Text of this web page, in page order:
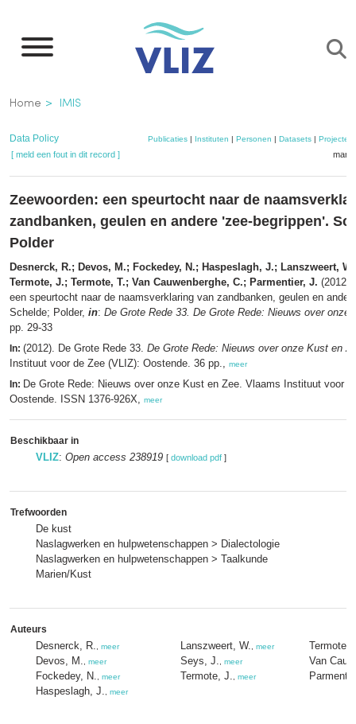
naar
inhoud
gaan
Kruimelpad
Home IMIS
Data Policy Publicaties| Instituten | Personen | Datasets| Projecten
[ meld een fout in dit record ]
Zeewoorden: een speurtocht naar de
zandbanken, geulen en andere 'zee-begrippen'.
Polder
Desnerck, R.; Devos, M.; Fockedey, N.; Haspeslagh, J.; Lanszweert,
Termote, J.; Termote, T.; Van Cauwenberghe, C.; Parmentier, J. (2012).
een speurtocht naar de naamsverklaring van zandbanken, geulen en
Schelde; Polder, in: De Grote Rede 33. De Grote Rede: Nieuws over onze
pp. 29-33
In: (2012). De Grote Rede 33. De Grote Rede: Nieuws over onze Kust en
Instituut voor de Zee (VLIZ): Oostende. 36 pp., meer
In: De Grote Rede: Nieuws over onze Kust en Zee. Vlaams Instituut voor
Oostende. ISSN 1376-926X, meer
Beschikbaar in
VLIZ: Open access 238919 [ download pdf ]
Trefwoorden
De kust
Naslagwerken en hulpwetenschappen > Dialectologie
Naslagwerken en hulpwetenschappen > Taalkunde
Marien/Kust
Auteurs
Desnerck, R. meer
Devos, M. meer
Fockedey, N. meer
Haspeslagh, J. meer
Lanszweert, W. meer
Seys, J. meer
Termote, J. meer
Termote,
Van